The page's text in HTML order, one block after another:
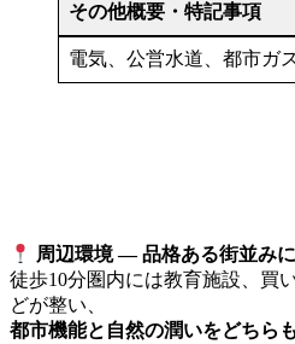
その他概要・特記事項
電気、公営水道、都市ガ
周辺環境 ― 品格ある街並み
徒歩10分圏内には教育施設、買
どが整い、
都市機能と自然の潤いをどちら